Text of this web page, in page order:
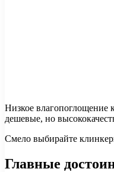
Низкое влагопоглощение
дешевые, но
Смело выбирайте
Главные